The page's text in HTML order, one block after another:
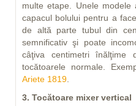
multe etape. Unele
capacul bolului pentru a
de altă parte tubul din
semnificativ şi poate
câţiva centimetri
tocătoarele normale.
Ariete 1819
3. Tocătoare mixer vertical